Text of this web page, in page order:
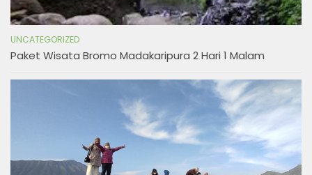
UNCATEGORIZED
Paket Wisata Bromo Madakaripura 2 Hari 1 Malam